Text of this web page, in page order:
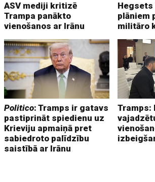
ASV mediji kritizē
Trampa panākto
vienošanos ar Irānu
Hegsets
plāniem
militāro
Politico: Tramps ir gatavs
pastiprināt spiedienu uz
Krieviju apmaiņā pret
sabiedroto palīdzību
saistībā ar Irānu
Tramps: